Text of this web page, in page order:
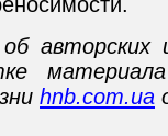
авторских
hnb.com.ua